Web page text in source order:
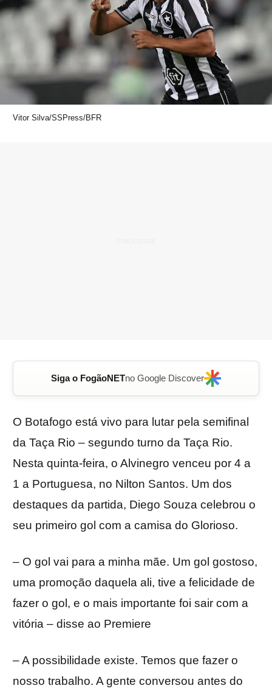
Vitor Silva/SSPress/BFR
Siga o FogãoNETno Google Discover
O Botafogo está vivo para lutar pela semifinal
da Taça Rio – segundo turno da Taça Rio.
Nesta quinta-feira, o Alvinegro venceu por 4 a
1 a Portuguesa, no Nilton Santos. Um dos
destaques da partida, Diego Souza celebrou o
seu primeiro gol com a camisa do Glorioso.
– O gol vai para a minha mãe. Um gol gostoso,
uma promoção daquela ali, tive a felicidade de
fazer o gol, e o mais importante foi sair com a
vitória – disse ao Premiere
– A possibilidade existe. Temos que fazer o
nosso trabalho. A gente conversou antes do